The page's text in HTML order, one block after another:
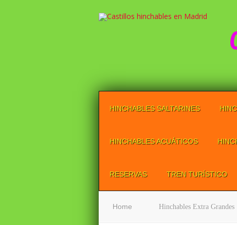
HINCHABLES SALTARINES
HINCHABLES ACUÁTICOS
RESERVAS TREN TURÍSTICO
Home Hinchables Extra Grandes